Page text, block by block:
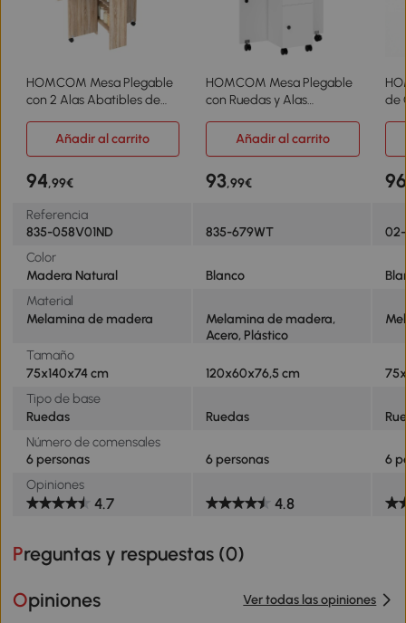
HOMCOM Mesa Plegable
con 2 Alas Abatibles de
Ruedas para Cocina
Comedor 75x140x74 cm
HOMCOM Mesa Plegable
con Ruedas y Alas
Multifuncional con
Almacenaje 120x60x76,5
de
Añadir al carrito Añadir al carrito
94,99€ 93,99€
Referencia
835-058V01ND
835-679WT
Color
Madera Natural
Blanco
Material
Melamina de madera
Melamina de madera,
Acero, Plástico
Tamaño
75x140x74 cm
120x60x76,5 cm
Tipo de base
Ruedas
Ruedas
Número de comensales
6 personas
6 personas
6
Opiniones
4.7 4.8
Preguntas y respuestas (0)
Opiniones Ver todas las opiniones